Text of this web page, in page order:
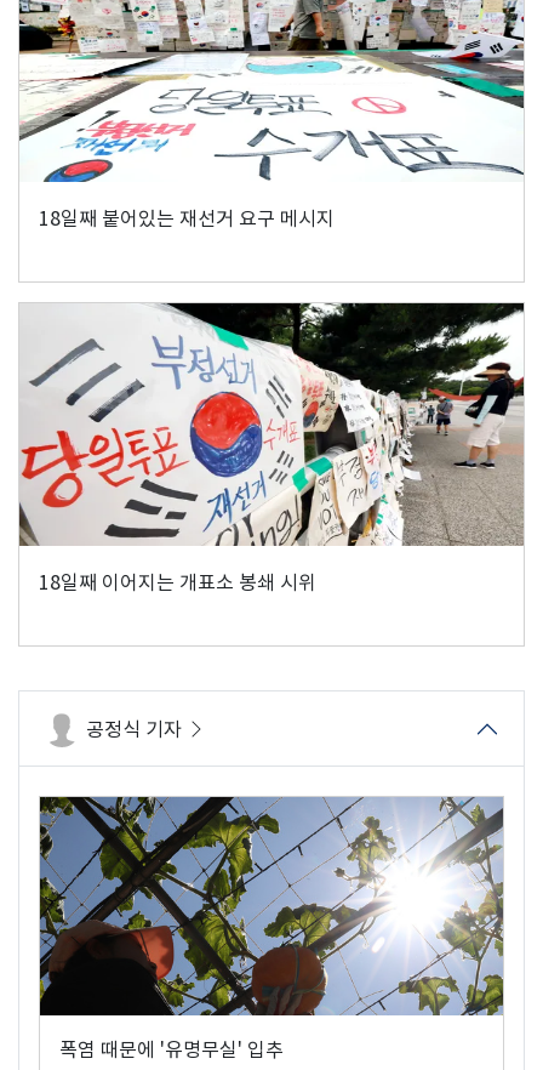
18일째 붙어있는 재선거 요구 메시지
18일째 이어지는 개표소 봉쇄 시위
공정식 기자
폭염 때문에 '유명무실' 입추